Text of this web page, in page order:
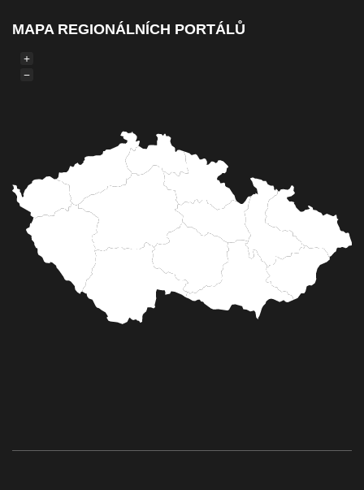
MAPA REGIONÁLNÍCH PORTÁLŮ
+
−